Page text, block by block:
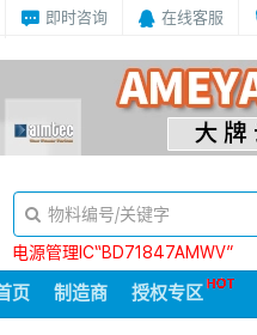
即时咨询 在线客服
电源管理IC“BD71847AMWV”
页 制造商 授权专区